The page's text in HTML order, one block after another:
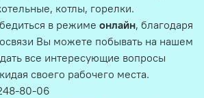
котлы, горелки.
в режиме онлайн, благодаря
Вы можете побывать на нашем
все интересующие вопросы
своего рабочего места.
80-06